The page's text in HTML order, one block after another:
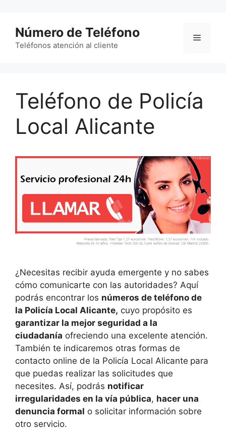
contenido
Número de Teléfono
Teléfonos atención al cliente
Menú
Teléfono de Policía
Local Alicante
¿Necesitas recibir ayuda emergente y no sabes
cómo comunicarte con las autoridades? Aquí
podrás encontrar los números de teléfono de
la Policía Local Alicante, cuyo propósito es
garantizar la mejor seguridad a la
ciudadanía ofreciendo una excelente atención.
También te indicaremos otras formas de
contacto online de la Policía Local Alicante para
que puedas realizar las solicitudes que
necesites. Así, podrás notificar
irregularidades en la vía pública, hacer una
denuncia formal o solicitar información sobre
otro servicio.